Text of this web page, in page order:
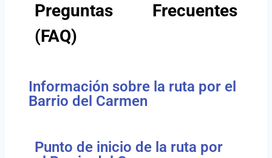
Preguntas Frecuentes
(FAQ)
Información sobre la ruta por el
Barrio del Carmen
Punto de inicio de la ruta por